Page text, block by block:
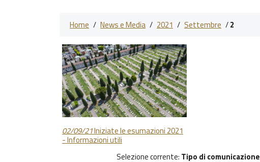
Home / News e Media / 2021 / Settembre /2
02/09/21Iniziate le esumazioni 2021
- Informazioni utili
Selezione corrente: Tipo di comunicazione